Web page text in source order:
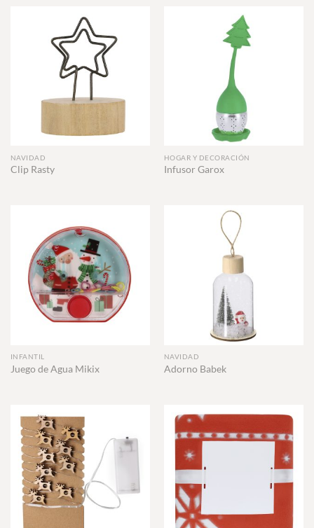
NAVIDAD
Clip Rasty
HOGAR Y DECORACIÓN
Infusor Garox
INFANTIL
Juego de Agua Mikix
NAVIDAD
Adorno Babek